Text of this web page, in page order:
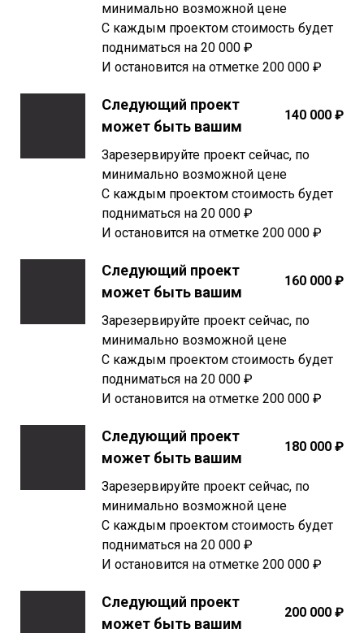
минимально возможной цене
С каждым проектом стоимость будет
подниматься на 20 000 ₽
И остановится на отметке 200 000 ₽
Следующий проект
может быть вашим
140 000 ₽
Зарезервируйте проект сейчас, по
минимально возможной цене
С каждым проектом стоимость будет
подниматься на 20 000 ₽
И остановится на отметке 200 000 ₽
Следующий проект
может быть вашим
160 000 ₽
Зарезервируйте проект сейчас, по
минимально возможной цене
С каждым проектом стоимость будет
подниматься на 20 000 ₽
И остановится на отметке 200 000 ₽
Следующий проект
может быть вашим
180 000 ₽
Зарезервируйте проект сейчас, по
минимально возможной цене
С каждым проектом стоимость будет
подниматься на 20 000 ₽
И остановится на отметке 200 000 ₽
Следующий проект
может быть вашим
200 000 ₽